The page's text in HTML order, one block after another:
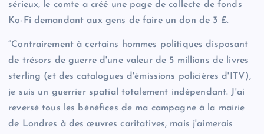
sérieux, le comte a créé une page de collecte de fonds
Ko-Fi demandant aux gens de faire un don de 3 £.
“Contrairement à certains hommes politiques disposant
de trésors de guerre d'une valeur de 5 millions de livres
sterling (et des catalogues d'émissions policières d'ITV),
je suis un guerrier spatial totalement indépendant. J'ai
reversé tous les bénéfices de ma campagne à la mairie
de Londres à des œuvres caritatives, mais j'aimerais